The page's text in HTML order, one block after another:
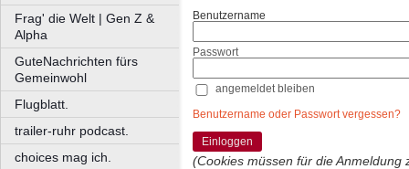
Frag' die Welt | Gen Z &
Alpha
GuteNachrichten fürs
Gemeinwohl
Flugblatt.
trailer-ruhr podcast.
choices mag ich.
Benutzername
Passwort
angemeldet bleiben
Benutzername oder Passwort vergessen?
Einloggen
(Cookies müssen für die Anmeldung